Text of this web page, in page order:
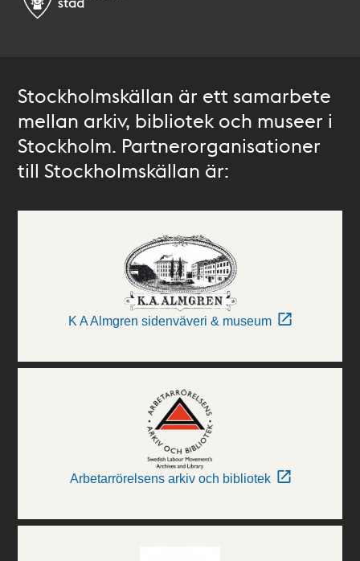
Stockholmskällan är ett samarbete
mellan arkiv, bibliotek och museer i
Stockholm. Partnerorganisationer
till Stockholmskällan är:
K A Almgren sidenväveri & museum
Arbetarrörelsens arkiv och bibliotek